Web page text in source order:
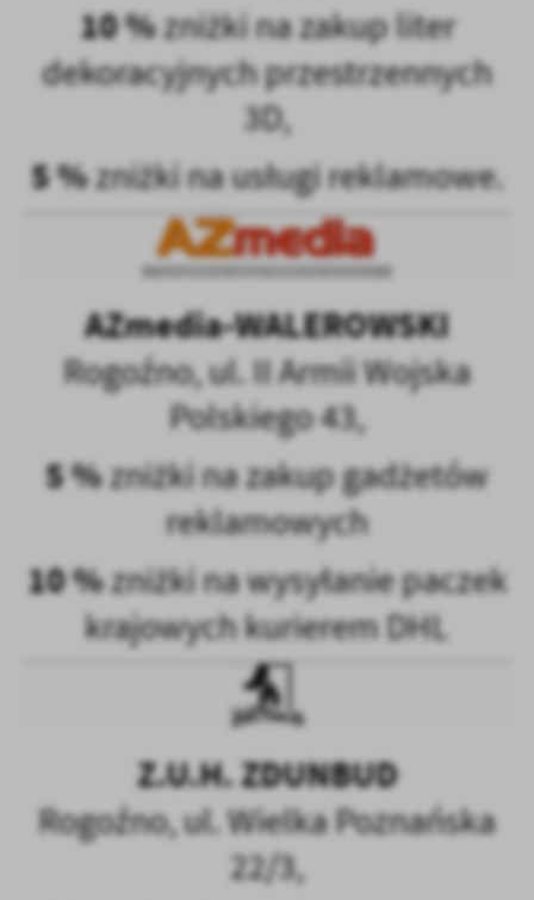
10 %zniżki na zakup liter
dekoracyjnych przestrzennych
3D,
5 %zniżki na usługi reklamowe.
AZmedia-WALEROWSKI
Rogoźno, ul. II Armii Wojska
Polskiego 43,
5 %zniżki na zakup gadżetów
reklamowych
10 %zniżki na wysyłanie paczek
krajowych kurierem DHL
Z.U.H. ZDUNBUD
Rogoźno, ul. Wielka Poznańska
22/3,